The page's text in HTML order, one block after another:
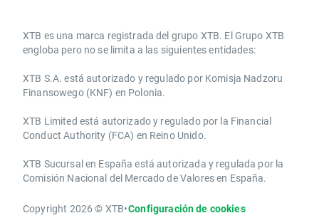
​​XTB es una marca registrada del grupo XTB. El Grupo XTB
engloba pero no se limita a las siguientes entidades:
XTB S.A.​ está autorizado y regulado por Komisja Nadzoru
Finansowego (KNF) ​en Polonia.
XTB Limited ​está autorizado y regulado por la ​Financial
Conduct Authority ​(FCA) en ​​Reino Unido.
XTB Sucursal en España está autorizada y regulada por la
Comisión Nacional del Mercado de Valores en España.
Copyright 2026 © XTB•Configuración de cookies